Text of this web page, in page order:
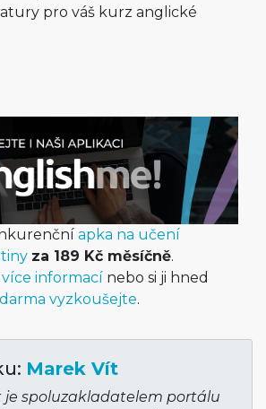
pro váš kurz anglické
apka na učení
za 189 Kč měsíčně.
více informací nebo si ji hned
vyzkoušejte.
Marek Vít
je spoluzakladatelem portálu